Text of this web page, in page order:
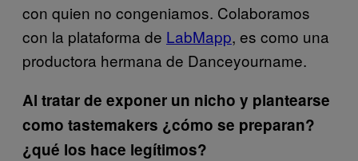
con quien no congeniamos. Colaboramos
con la plataforma de LabMapp, es como una
productora hermana de Danceyourname.
Al tratar de exponer un nicho y plantearse
como tastemakers ¿cómo se preparan?
¿qué los hace legítimos?